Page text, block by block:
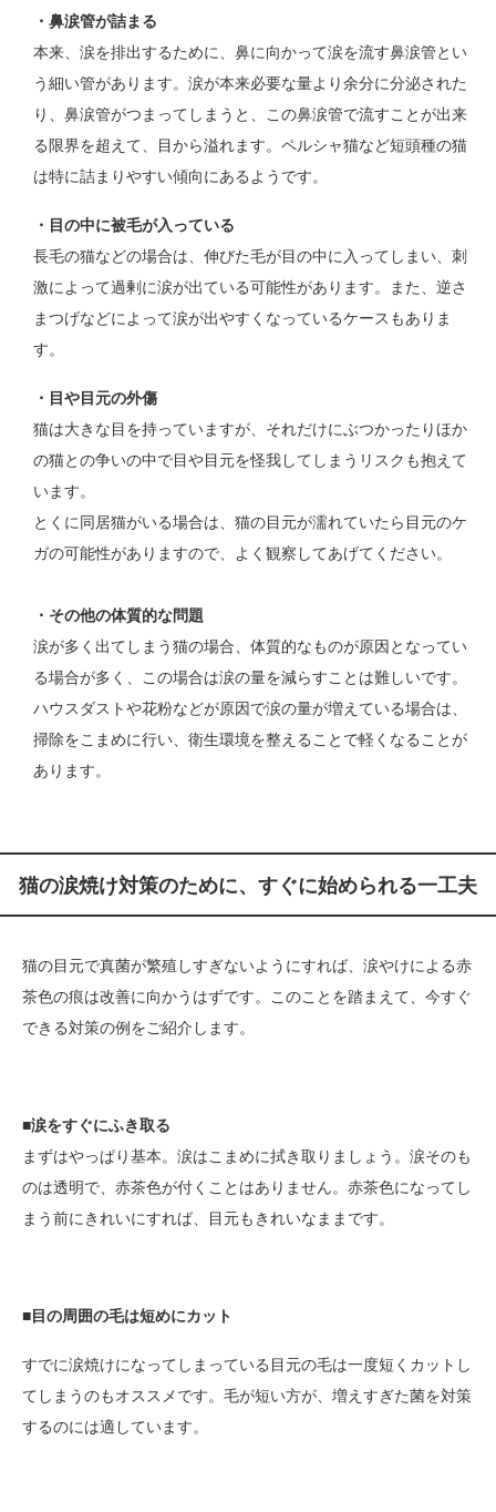
・鼻涙管が詰まる
本来、涙を排出するために、鼻に向かって涙を流す鼻涙管とい
う細い管があります。涙が本来必要な量より余分に分泌された
り、鼻涙管がつまってしまうと、この鼻涙管で流すことが出来
る限界を超えて、目から溢れます。ペルシャ猫など短頭種の猫
は特に詰まりやすい傾向にあるようです。
・目の中に被毛が入っている
長毛の猫などの場合は、伸びた毛が目の中に入ってしまい、刺
激によって過剰に涙が出ている可能性があります。また、逆さ
まつげなどによって涙が出やすくなっているケースもありま
す。
・目や目元の外傷
猫は大きな目を持っていますが、それだけにぶつかったりほか
の猫との争いの中で目や目元を怪我してしまうリスクも抱えて
います。
とくに同居猫がいる場合は、猫の目元が濡れていたら目元のケ
ガの可能性がありますので、よく観察してあげてください。
・その他の体質的な問題
涙が多く出てしまう猫の場合、体質的なものが原因となってい
る場合が多く、この場合は涙の量を減らすことは難しいです。
ハウスダストや花粉などが原因で涙の量が増えている場合は、
掃除をこまめに行い、衛生環境を整えることで軽くなることが
あります。
猫の涙焼け対策のために、すぐに始められる一工夫
猫の目元で真菌が繁殖しすぎないようにすれば、涙やけによる赤
茶色の痕は改善に向かうはずです。このことを踏まえて、今すぐ
できる対策の例をご紹介します。
■涙をすぐにふき取る
まずはやっぱり基本。涙はこまめに拭き取りましょう。涙そのも
のは透明で、赤茶色が付くことはありません。赤茶色になってし
まう前にきれいにすれば、目元もきれいなままです。
■目の周囲の毛は短めにカット
すでに涙焼けになってしまっている目元の毛は一度短くカットし
てしまうのもオススメです。毛が短い方が、増えすぎた菌を対策
するのには適しています。